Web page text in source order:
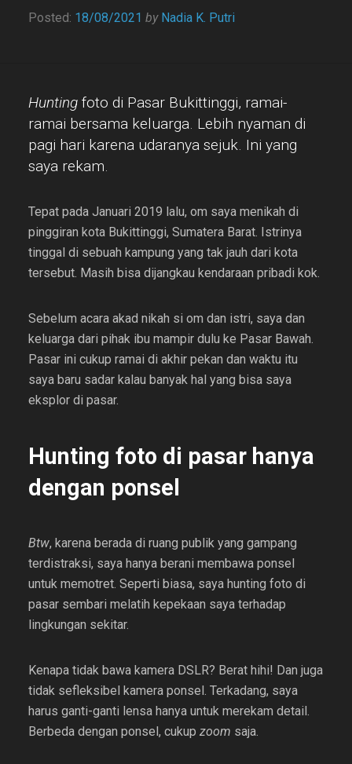
Posted: 18/08/2021 by Nadia K. Putri
Hunting foto di Pasar Bukittinggi, ramai-
ramai bersama keluarga. Lebih nyaman di
pagi hari karena udaranya sejuk. Ini yang
saya rekam.
Tepat pada Januari 2019 lalu, om saya menikah di
pinggiran kota Bukittinggi, Sumatera Barat. Istrinya
tinggal di sebuah kampung yang tak jauh dari kota
tersebut. Masih bisa dijangkau kendaraan pribadi kok.
Sebelum acara akad nikah si om dan istri, saya dan
keluarga dari pihak ibu mampir dulu ke Pasar Bawah.
Pasar ini cukup ramai di akhir pekan dan waktu itu
saya baru sadar kalau banyak hal yang bisa saya
eksplor di pasar.
Hunting foto di pasar hanya
dengan ponsel
Btw, karena berada di ruang publik yang gampang
terdistraksi, saya hanya berani membawa ponsel
untuk memotret. Seperti biasa, saya hunting foto di
pasar sembari melatih kepekaan saya terhadap
lingkungan sekitar.
Kenapa tidak bawa kamera DSLR? Berat hihi! Dan juga
tidak sefleksibel kamera ponsel. Terkadang, saya
harus ganti-ganti lensa hanya untuk merekam detail.
Berbeda dengan ponsel, cukup zoom saja.